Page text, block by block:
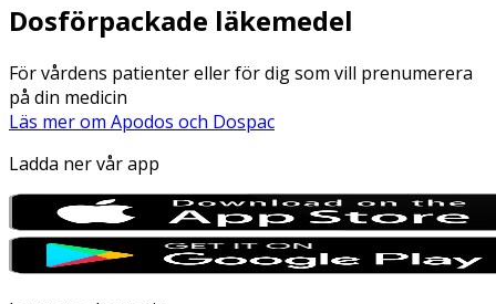
Dosförpackade läkemedel
För vårdens patienter eller för dig som vill prenumerera
på din medicin
Läs mer om Apodos och Dospac
Ladda ner vår app